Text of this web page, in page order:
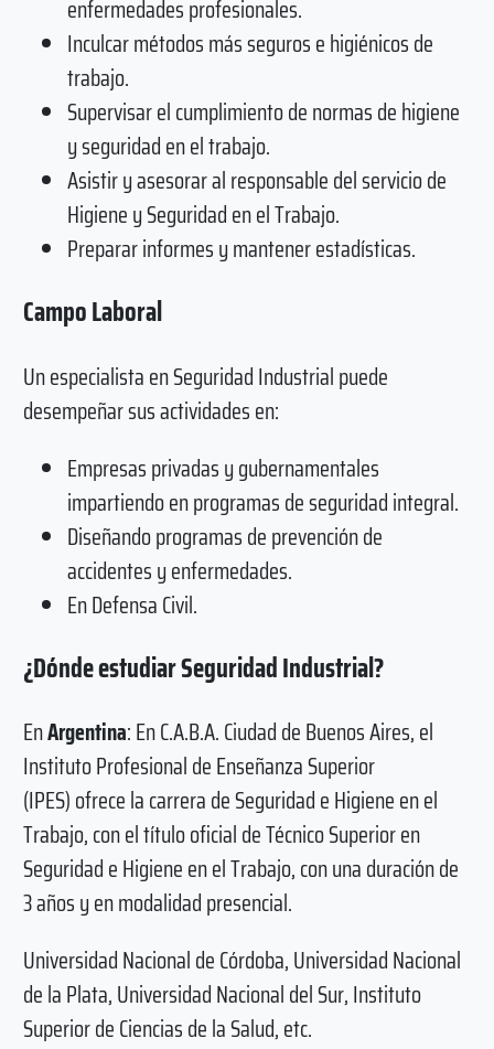
enfermedades profesionales.
Inculcar métodos más seguros e higiénicos de
trabajo.
Supervisar el cumplimiento de normas de higiene
y seguridad en el trabajo.
Asistir y asesorar al responsable del servicio de
Higiene y Seguridad en el Trabajo.
Preparar informes y mantener estadísticas.
Campo Laboral
Un especialista en Seguridad Industrial puede
desempeñar sus actividades en:
Empresas privadas y gubernamentales
impartiendo en programas de seguridad integral.
Diseñando programas de prevención de
accidentes y enfermedades.
En Defensa Civil.
¿Dónde estudiar Seguridad Industrial?
EnArgentina: En C.A.B.A. Ciudad de Buenos Aires, el
Instituto Profesional de Enseñanza Superior
(IPES) ofrece la carrera de Seguridad e Higiene en el
Trabajo, con el título oficial de Técnico Superior en
Seguridad e Higiene en el Trabajo, con una duración de
3 años y en modalidad presencial.
Universidad Nacional de Córdoba, Universidad Nacional
de la Plata, Universidad Nacional del Sur, Instituto
Superior de Ciencias de la Salud, etc.